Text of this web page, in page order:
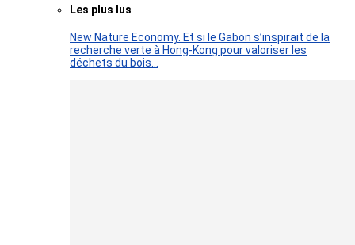
Les plus lus
New Nature Economy. Et si le Gabon s’inspirait de la
recherche verte à Hong-Kong pour valoriser les
déchets du bois…